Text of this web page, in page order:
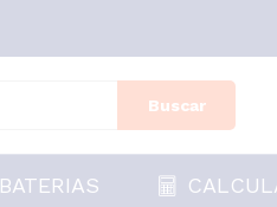
Buscar
BATERIAS